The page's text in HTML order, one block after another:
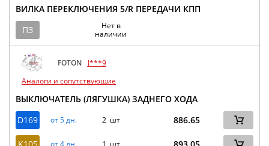
ВИЛКА ПЕРЕКЛЮЧЕНИЯ 5/R ПЕРЕДАЧИ КПП
ПЗ
Нет в
наличии
FOTON
J***9
Аналоги и сопутствующие
ВЫКЛЮЧАТЕЛЬ (ЛЯГУШКА) ЗАДНЕГО ХОДА
D169
от 5 дн. 2 шт 886.65
от 4 дн. 1 шт